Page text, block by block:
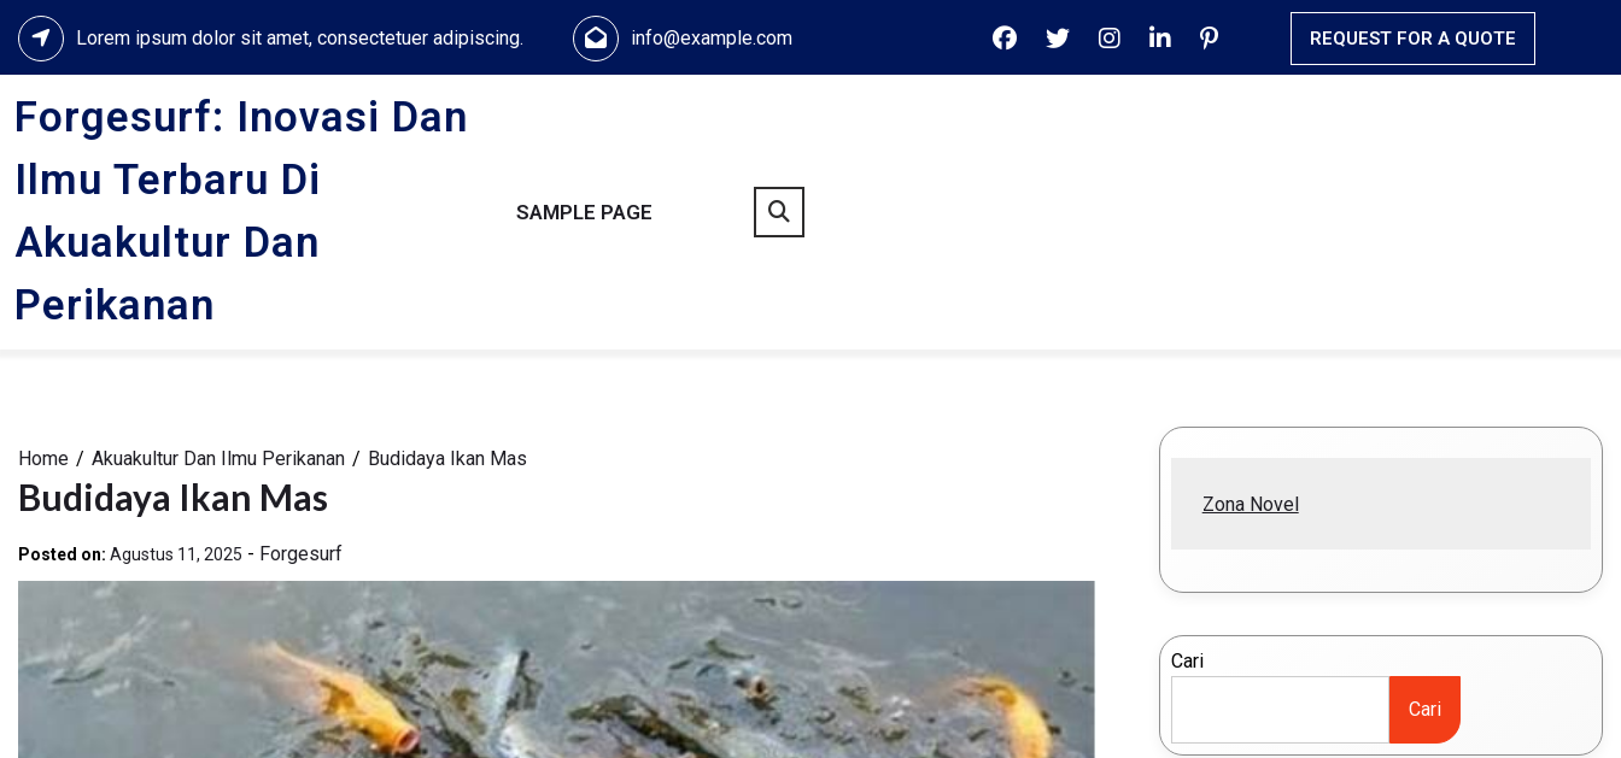
Skip
content
Lorem ipsum dolor sit amet, consectetuer adipiscing. info@example.com REQUEST FOR A QUOTE
Forgesurf: Inovasi Dan
Ilmu Terbaru Di
Akuakultur Dan
Perikanan
SAMPLE PAGE
Home Akuakultur Dan Ilmu Perikanan Budidaya Ikan Mas
Budidaya Ikan Mas
Posted on: Agustus 11, 2025 - Forgesurf
Zona Novel
Cari
Cari